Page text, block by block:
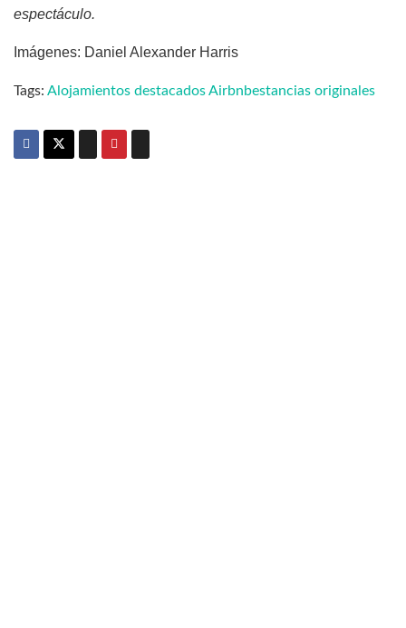
espectáculo.
Imágenes: Daniel Alexander Harris
Tags: Alojamientos destacados Airbnbestancias originales